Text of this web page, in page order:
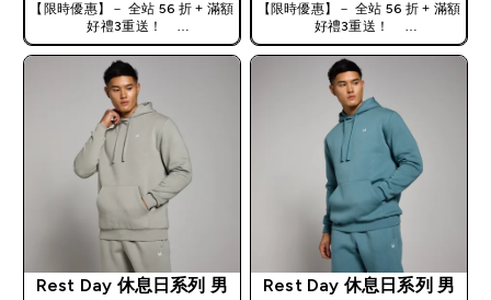
【限時優惠】－ 全站 56 折 + 滿額
好禮3重送！
使用優惠碼，獲得額外折扣：
TW56
【限時優惠】－ 全站 56 折 + 滿額
好禮3重送！
使用優惠碼，獲得額外折扣：
TW56
Rest Day 休息日系列 男
Rest Day 休息日系列 男